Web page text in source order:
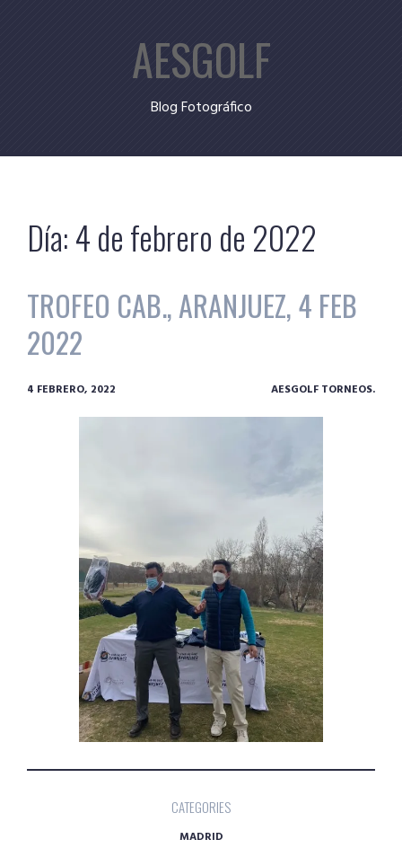
AESGOLF
Blog Fotográfico
Día:4 de febrero de 2022
TROFEO CAB., ARANJUEZ, 4 FEB
2022
4 FEBRERO, 2022 AESGOLF TORNEOS.
CATEGORIES
MADRID